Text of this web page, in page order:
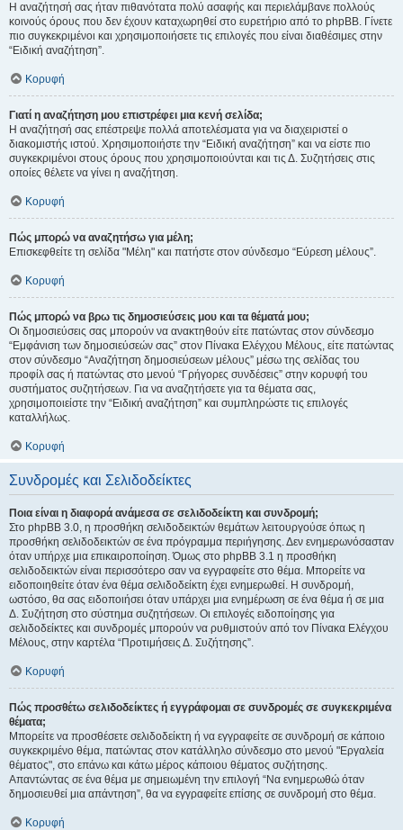
Η αναζήτησή σας ήταν πιθανότατα πολύ ασαφής και περιελάμβανε πολλούς
κοινούς όρους που δεν έχουν καταχωρηθεί στο ευρετήριο από το phpBB. Γίνετε
πιο συγκεκριμένοι και χρησιμοποιήσετε τις επιλογές που είναι διαθέσιμες στην
“Ειδική αναζήτηση”.
Κορυφή
Γιατί η αναζήτηση μου επιστρέφει μια κενή σελίδα;
Η αναζήτησή σας επέστρεψε πολλά αποτελέσματα για να διαχειριστεί ο
διακομιστής ιστού. Χρησιμοποιήστε την “Ειδική αναζήτηση” και να είστε πιο
συγκεκριμένοι στους όρους που χρησιμοποιούνται και τις Δ. Συζητήσεις στις
οποίες θέλετε να γίνει η αναζήτηση.
Κορυφή
Πώς μπορώ να αναζητήσω για μέλη;
Επισκεφθείτε τη σελίδα "Μέλη" και πατήστε στον σύνδεσμο “Εύρεση μέλους”.
Κορυφή
Πώς μπορώ να βρω τις δημοσιεύσεις μου και τα θέματά μου;
Οι δημοσιεύσεις σας μπορούν να ανακτηθούν είτε πατώντας στον σύνδεσμο
“Εμφάνιση των δημοσιεύσεών σας” στον Πίνακα Ελέγχου Μέλους, είτε πατώντας
στον σύνδεσμο “Αναζήτηση δημοσιεύσεων μέλους” μέσω της σελίδας του
προφίλ σας ή πατώντας στο μενού “Γρήγορες συνδέσεις” στην κορυφή του
συστήματος συζητήσεων. Για να αναζητήσετε για τα θέματα σας,
χρησιμοποιείστε την “Ειδική αναζήτηση” και συμπληρώστε τις επιλογές
καταλλήλως.
Κορυφή
Συνδρομές και Σελιδοδείκτες
Ποια είναι η διαφορά ανάμεσα σε σελιδοδείκτη και συνδρομή;
Στο phpBB 3.0, η προσθήκη σελιδοδεικτών θεμάτων λειτουργούσε όπως η
προσθήκη σελιδοδεικτών σε ένα πρόγραμμα περιήγησης. Δεν ενημερωνόσασταν
όταν υπήρχε μια επικαιροποίηση. Όμως στο phpBB 3.1 η προσθήκη
σελιδοδεικτών είναι περισσότερο σαν να εγγραφείτε στο θέμα. Μπορείτε να
ειδοποιηθείτε όταν ένα θέμα σελιδοδείκτη έχει ενημερωθεί. Η συνδρομή,
ωστόσο, θα σας ειδοποιήσει όταν υπάρχει μια ενημέρωση σε ένα θέμα ή σε μια
Δ. Συζήτηση στο σύστημα συζητήσεων. Οι επιλογές ειδοποίησης για
σελιδοδείκτες και συνδρομές μπορούν να ρυθμιστούν από τον Πίνακα Ελέγχου
Μέλους, στην καρτέλα “Προτιμήσεις Δ. Συζήτησης”.
Κορυφή
Πώς προσθέτω σελιδοδείκτες ή εγγράφομαι σε συνδρομές σε συγκεκριμένα
θέματα;
Μπορείτε να προσθέσετε σελιδοδείκτη ή να εγγραφείτε σε συνδρομή σε κάποιο
συγκεκριμένο θέμα, πατώντας στον κατάλληλο σύνδεσμο στο μενού "Εργαλεία
θέματος", στο επάνω και κάτω μέρος κάποιου θέματος συζήτησης.
Απαντώντας σε ένα θέμα με σημειωμένη την επιλογή “Να ενημερωθώ όταν
δημοσιευθεί μια απάντηση”, θα να εγγραφείτε επίσης σε συνδρομή στο θέμα.
Κορυφή